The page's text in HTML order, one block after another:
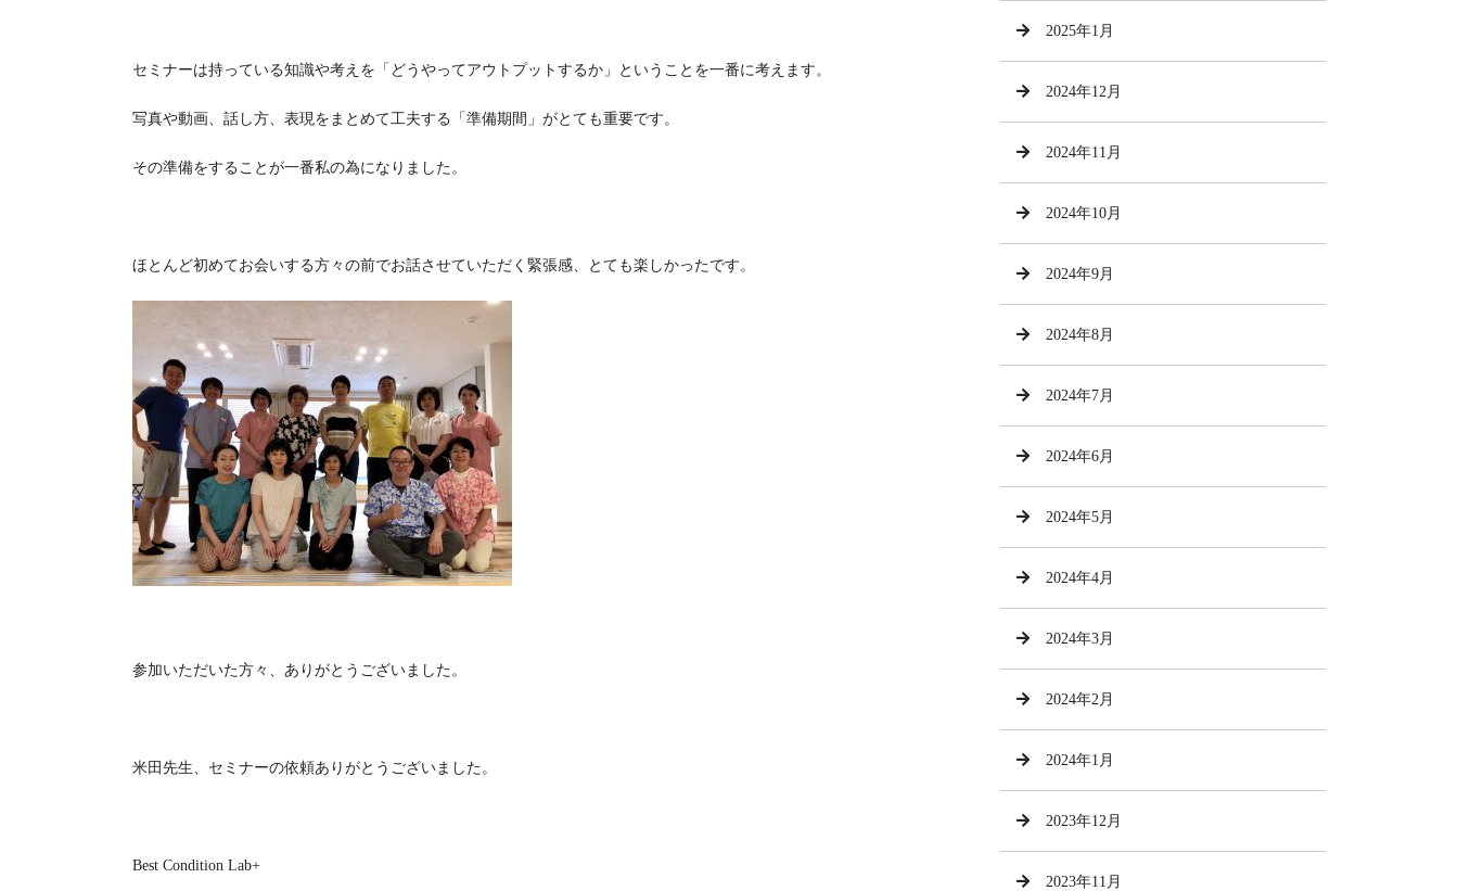
セミナーは持っている知識や考えを「どうやってアウトプットするか」ということを一番に考えます。
写真や動画、話し方、表現をまとめて工夫する「準備期間」がとても重要です。
その準備をすることが一番私の為になりました。
ほとんど初めてお会いする方々の前でお話させていただく緊張感、とても楽しかったです。
参加いただいた方々、ありがとうございました。
米田先生、セミナーの依頼ありがとうございました。
Best Condition Lab+
2025年1月
2024年12月
2024年11月
2024年10月
2024年9月
2024年8月
2024年7月
2024年6月
2024年5月
2024年4月
2024年3月
2024年2月
2024年1月
2023年12月
2023年11月